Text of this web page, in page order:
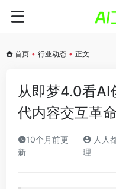
首页 • 行业动态 • 正文
从即梦4.0看AI
代内容交互革命
10个月前更
新
人人
理